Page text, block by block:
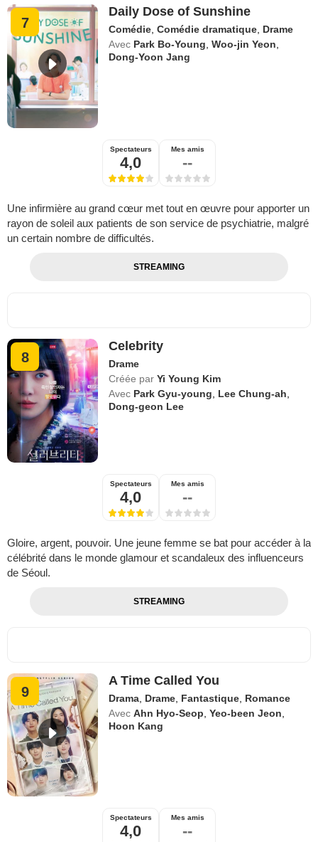
7
Daily Dose of Sunshine
Comédie ,Comédie dramatique Drame
Avec Park Bo-Young ,Woo-jin Yeon
Dong-Yoon Jang
Spectateurs
4,0
Mes amis
--
Une infirmière au grand cœur met tout en œuvre pour apporter un
rayon de soleil aux patients de son service de psychiatrie, malgré
un certain nombre de difficultés.
STREAMING
8
Celebrity
Drame
Créée par Yi Young Kim
Avec Park Gyu-young Lee Chung-ah
Dong-geon Lee
Spectateurs
4,0
Mes amis
--
Gloire, argent, pouvoir. Une jeune femme se bat pour accéder à la
célébrité dans le monde glamour et scandaleux des influenceurs
de Séoul.
STREAMING
9
A Time Called You
Drama Drame Fantastique Romance
Avec Ahn Hyo-Seop ,Yeo-been Jeon
Hoon Kang
Spectateurs
4,0
Mes amis
--